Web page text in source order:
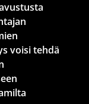
voisi tehdä